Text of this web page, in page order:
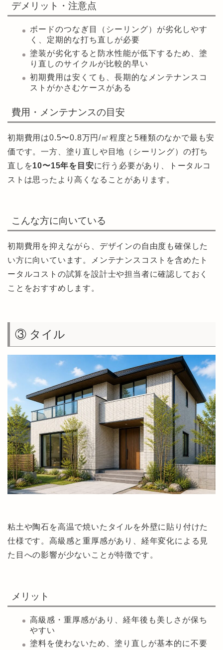
デメリット・注意点
ボードのつなぎ目（シーリング）が劣化しやす
く、定期的な打ち直しが必要
塗装が劣化すると防水性能が低下するため、塗
り直しのサイクルが比較的早い
初期費用は安くても、長期的なメンテナンスコ
ストがかさむケースがある
費用・メンテナンスの目安
初期費用は0.5〜0.8万円/㎡程度と5種類のなかで最も安
価です。一方、塗り直しや目地（シーリング）の打ち
直しを10〜15年を目安に行う必要があり、トータルコ
ストは思ったより高くなることがあります。
こんな方に向いている
初期費用を抑えながら、デザインの自由度も確保した
い方に向いています。メンテナンスコストを含めたト
ータルコストの試算を設計士や担当者に確認しておく
ことをおすすめします。
③ タイル
粘土や陶石を高温で焼いたタイルを外壁に貼り付けた
仕様です。高級感と重厚感があり、経年変化による見
た目への影響が少ないことが特徴です。
メリット
高級感・重厚感があり、経年後も美しさが保ち
やすい
塗料を使わないため、塗り直しが基本的に不要